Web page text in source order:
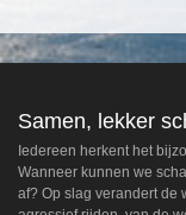
Samen, lekker
Iedereen herkent het
Wanneer kunnen we
af? Op slag verandert de